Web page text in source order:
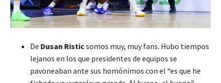
De Dusan Risticsomos muy, muy fans. Hubo tiempos
lejanos en los que presidentes de equipos se
pavoneaban ante sus homónimos con el “es que he